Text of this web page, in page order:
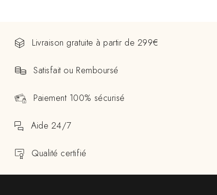
Livraison gratuite à partir de 299€
Satisfait ou Remboursé
Paiement 100% sécurisé
Aide 24/7
Qualité certifié